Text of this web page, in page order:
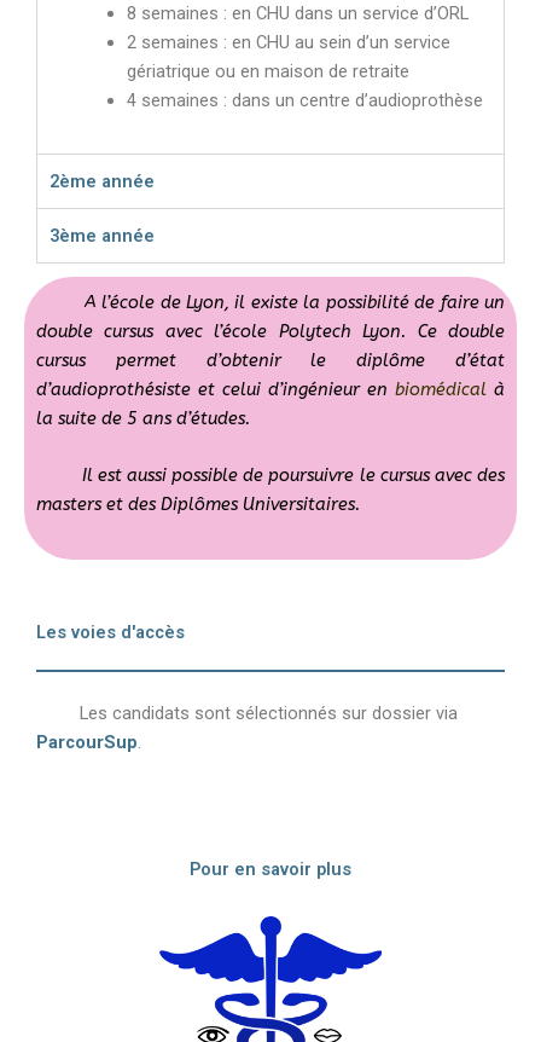
8 semaines : en CHU dans un service d’ORL
2 semaines : en CHU au sein d’un service
gériatrique ou en maison de retraite
4 semaines : dans un centre d’audioprothèse
2ème année
3ème année
A l’école de Lyon, il existe la possibilité de faire un
double cursus avec l’école Polytech Lyon. Ce double
cursus permet d’obtenir le diplôme d’état
d’audioprothésiste et celui d’ingénieur en biomédical à
la suite de 5 ans d’études.
Il est aussi possible de poursuivre le cursus avec des
masters et des Diplômes Universitaires.
Les voies d'accès
Les candidats sont sélectionnés sur dossier via
ParcourSup.
Pour en savoir plus